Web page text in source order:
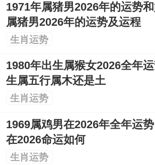
1971年属猪男2026年的运势
属猪男2026年的运势及运程
生肖运势
1980年出生属猴女2026全年
生属五行属木还是土
生肖运势
1969属鸡男在2026年全年运
在2026命运如何
生肖运势